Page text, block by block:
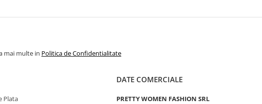
mai multe in Politica de Confidentialitate
Plata
DATE COMERCIALE
PRETTY WOMEN FASHION SRL